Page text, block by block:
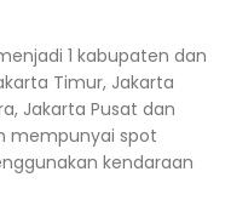
1 kabupaten dan
Timur, Jakarta
Jakarta Pusat dan
mempunyai spot
kendaraan